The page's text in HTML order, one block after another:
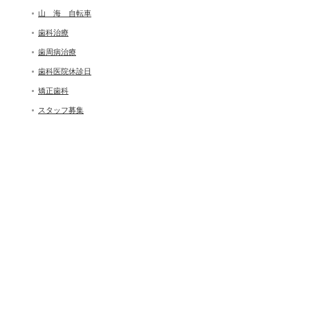
山 海 自転車
歯科治療
歯周病治療
歯科医院休診日
矯正歯科
スタッフ募集